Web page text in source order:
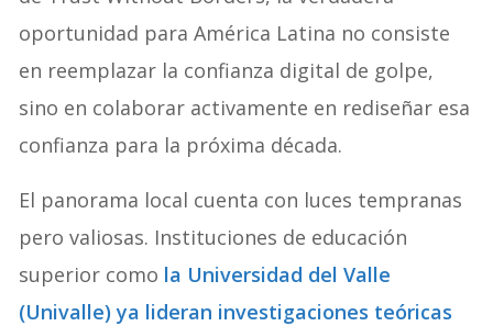
oportunidad para América Latina no consiste
en reemplazar la confianza digital de golpe,
sino en colaborar activamente en rediseñar esa
confianza para la próxima década.
El panorama local cuenta con luces tempranas
pero valiosas. Instituciones de educación
superior como la Universidad del Valle
(Univalle) ya lideran investigaciones teóricas